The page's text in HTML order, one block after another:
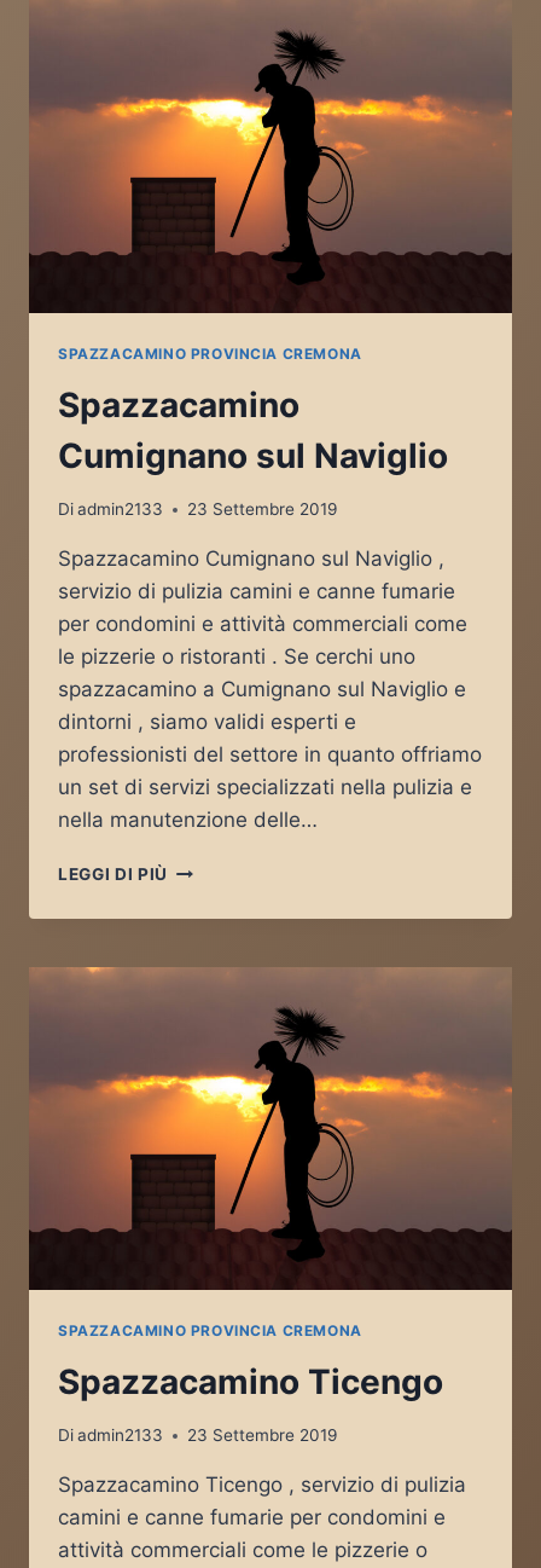
SPAZZACAMINO PROVINCIA CREMONA
Spazzacamino
Cumignano sul Naviglio
Diadmin2133 23 Settembre 2019
Spazzacamino Cumignano sul Naviglio ,
servizio di pulizia camini e canne fumarie
per condomini e attività commerciali come
le pizzerie o ristoranti . Se cerchi uno
spazzacamino a Cumignano sul Naviglio e
dintorni , siamo validi esperti e
professionisti del settore in quanto offriamo
un set di servizi specializzati nella pulizia e
nella manutenzione delle…
LEGGI DI PIÙ SPAZZACAMINO
SUL
SPAZZACAMINO PROVINCIA CREMONA
Spazzacamino Ticengo
Diadmin2133 23 Settembre 2019
Spazzacamino Ticengo , servizio di pulizia
camini e canne fumarie per condomini e
attività commerciali come le pizzerie o